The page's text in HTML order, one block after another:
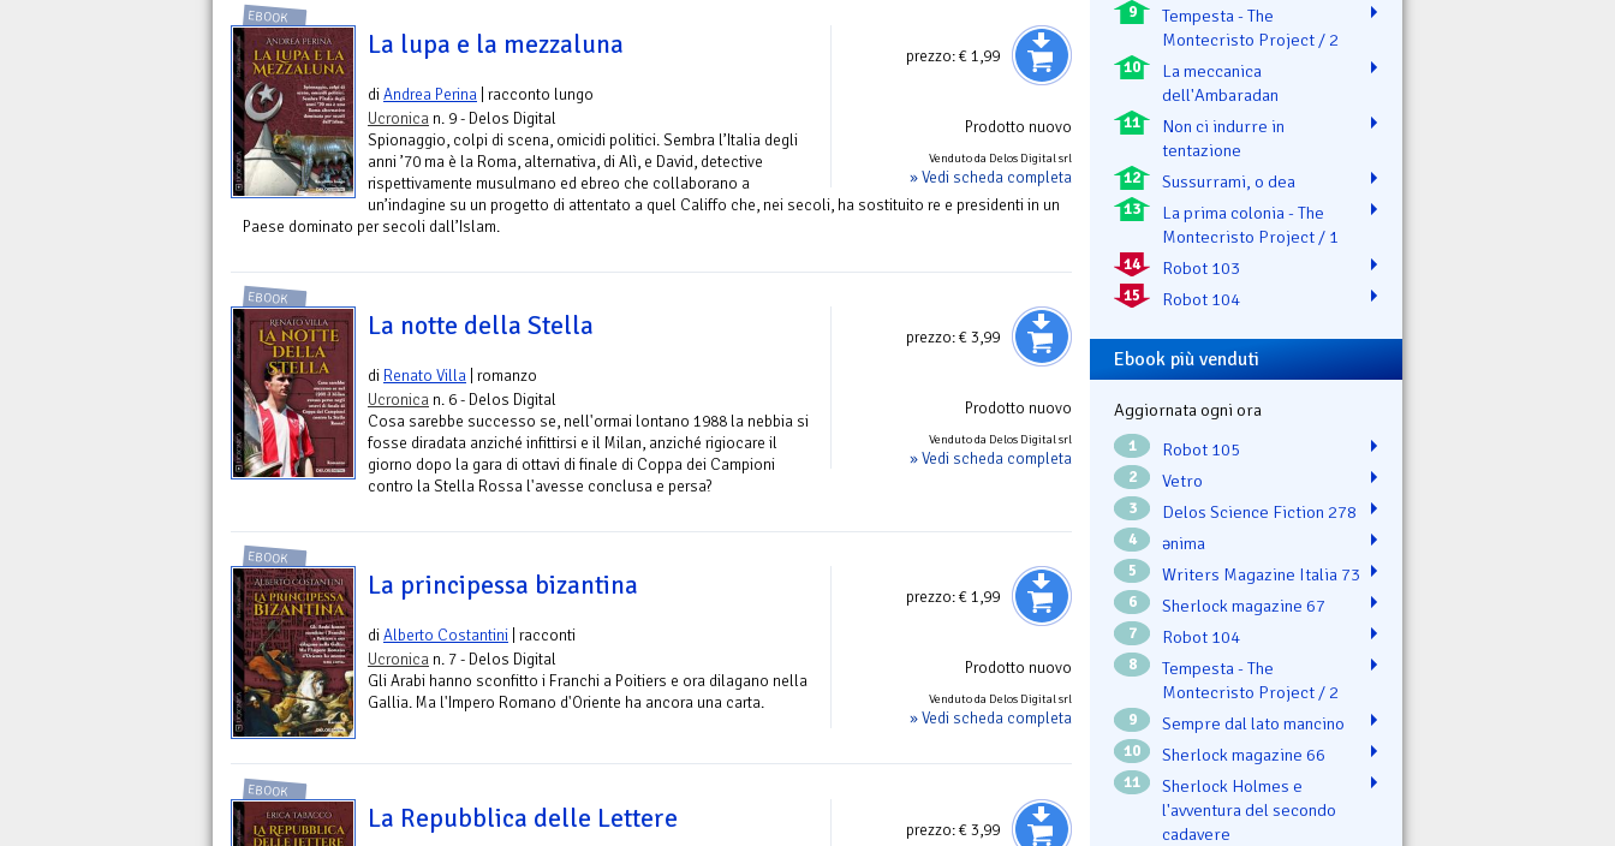
prezzo:€ 1,99
Prodotto nuovo
Venduto da Delos Digital srl
» Vedi scheda completa
EBOOK
La lupa e la mezzaluna
diAndrea Perina | racconto lungo
Ucronica n. 9 - Delos Digital
Spionaggio, colpi di scena, omicidi politici. Sembra l’Italia degli
anni ’70 ma è la Roma, alternativa, di Alì, e David, detective
rispettivamente musulmano ed ebreo che collaborano a
un’indagine su un progetto di attentato a quel Califfo che, nei secoli, ha sostituito re e presidenti in un
Paese dominato per secoli dall’Islam.
prezzo:€ 3,99
Prodotto nuovo
Venduto da Delos Digital srl
» Vedi scheda completa
EBOOK
La notte della Stella
di Renato Villa | romanzo
Ucronica n. 6 - Delos Digital
Cosa sarebbe successo se, nell'ormai lontano 1988 la nebbia si
fosse diradata anziché infittirsi e il Milan, anziché rigiocare il
giorno dopo la gara di ottavi di finale di Coppa dei Campioni
contro la Stella Rossa l'avesse conclusa e persa?
prezzo:€ 1,99
Prodotto nuovo
Venduto da Delos Digital srl
» Vedi scheda completa
EBOOK
La principessa bizantina
diAlberto Costantini | racconti
Ucronica n. 7 - Delos Digital
Gli Arabi hanno sconfitto i Franchi a Poitiers e ora dilagano nella
Gallia. Ma l'Impero Romano d'Oriente ha ancora una carta.
prezzo:€ 3,99
EBOOK
La Repubblica delle Lettere
9
Tempesta - The
Montecristo Project / 2
10
La meccanica
dell'Ambaradan
11
Non ci indurre in
tentazione
12 Sussurrami, o dea
13
La prima colonia - The
Montecristo Project / 1
14 Robot 103
15 Robot 104
Ebook più venduti
Aggiornata ogni ora
1 Robot 105
2 Vetro
3 Delos Science Fiction 278
4 ənima
5 Writers Magazine Italia 73
6 Sherlock magazine 67
7 Robot 104
8
Tempesta - The
Montecristo Project / 2
9 Sempre dal lato mancino
10 Sherlock magazine 66
11
Sherlock Holmes e
l'avventura del secondo
cadavere